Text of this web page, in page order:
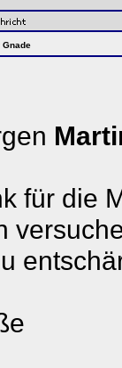
Gnade
für die